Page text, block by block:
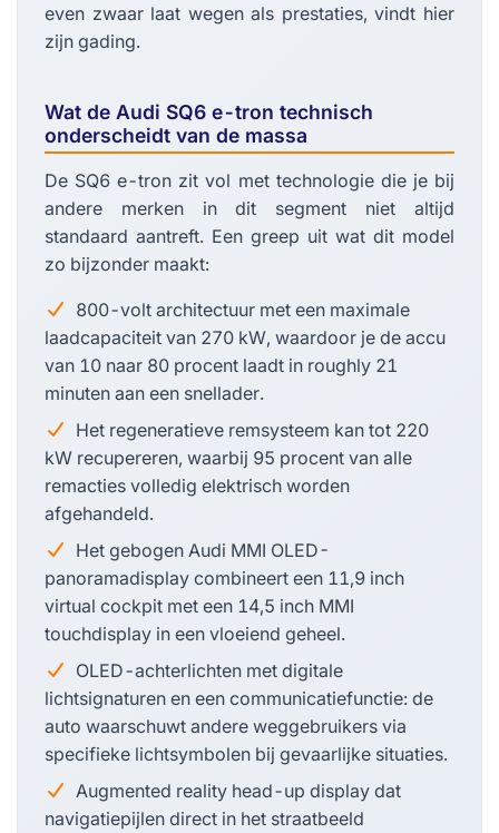
even zwaar laat wegen als prestaties, vindt hier
zijn gading.
Wat de Audi SQ6 e-tron technisch
onderscheidt van de massa
De SQ6 e-tron zit vol met technologie die je bij
andere merken in dit segment niet altijd
standaard aantreft. Een greep uit wat dit model
zo bijzonder maakt:
800-volt architectuur met een maximale
laadcapaciteit van 270 kW, waardoor je de accu
van 10 naar 80 procent laadt in roughly 21
minuten aan een snellader.
Het regeneratieve remsysteem kan tot 220
kW recupereren, waarbij 95 procent van alle
remacties volledig elektrisch worden
afgehandeld.
Het gebogen Audi MMI OLED-
panoramadisplay combineert een 11,9 inch
virtual cockpit met een 14,5 inch MMI
touchdisplay in een vloeiend geheel.
OLED-achterlichten met digitale
lichtsignaturen en een communicatiefunctie: de
auto waarschuwt andere weggebruikers via
specifieke lichtsymbolen bij gevaarlijke situaties.
Augmented reality head-up display dat
navigatiepijlen direct in het straatbeeld